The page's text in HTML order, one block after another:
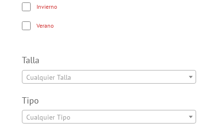
Invierno
Verano
Talla
Cualquier Talla
Tipo
Cualquier Tipo